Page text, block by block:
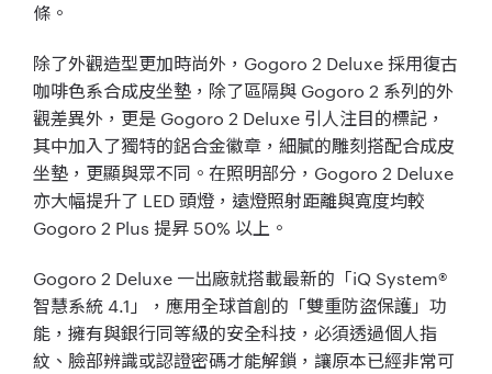
條。
除了外觀造型更加時尚外，Gogoro 2 Deluxe 採用復古
咖啡色系合成皮坐墊，除了區隔與 Gogoro 2 系列的外
觀差異外，更是 Gogoro 2 Deluxe 引人注目的標記，
其中加入了獨特的鋁合金徽章，細膩的雕刻搭配合成皮
坐墊，更顯與眾不同。在照明部分，Gogoro 2 Deluxe
亦大幅提升了 LED 頭燈，遠燈照射距離與寬度均較
Gogoro 2 Plus 提昇 50% 以上。
Gogoro 2 Deluxe 一出廠就搭載最新的「iQ System®
智慧系統 4.1」，應用全球首創的「雙重防盜保護」功
能，擁有與銀行同等級的安全科技，必須透過個人指
紋、臉部辨識或認證密碼才能解鎖，讓原本已經非常可